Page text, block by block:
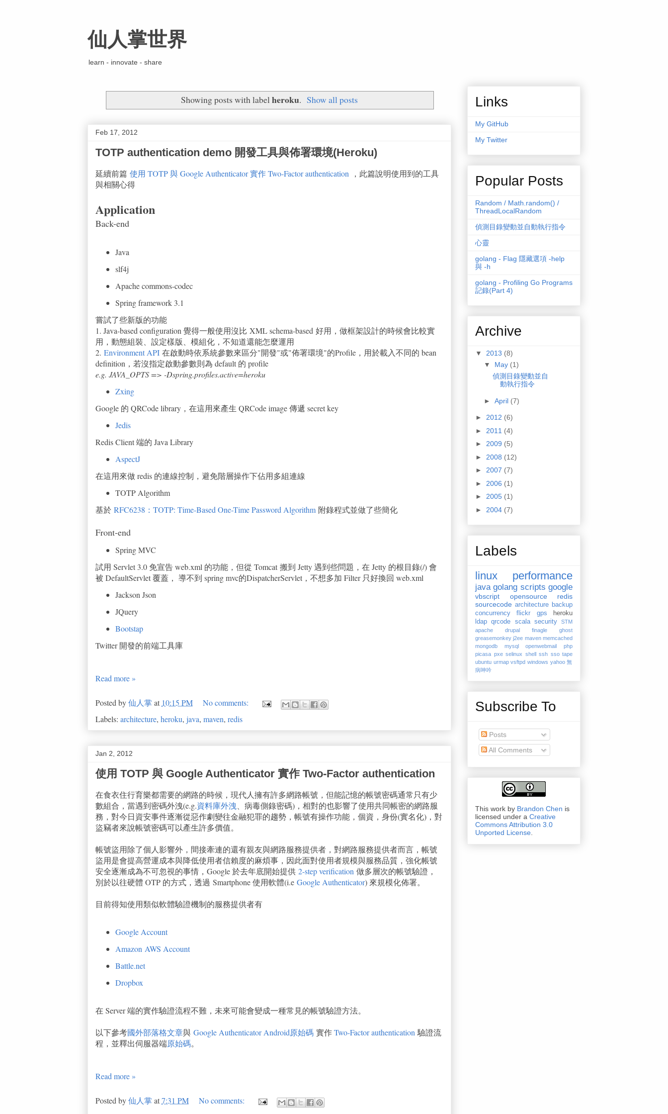
仙人掌世界
learn - innovate - share
Showing posts with labelheroku. Show all posts
Feb 17, 2012
TOTP authentication demo 開發工具與佈署環境(Heroku)
延續前篇 使用 TOTP 與 Google Authenticator 實作 Two-Factor authentication ，此篇說明使用到的工具
與相關心得
Application
Back-end
Java
slf4j
Apache commons-codec
Spring framework 3.1
嘗試了些新版的功能
1. Java-based configuration 覺得一般使用沒比 XML schema-based 好用，做框架設計的時候會比較實
用，動態組裝、設定樣版、模組化，不知道還能怎麼運用
2. Environment API 在啟動時依系統參數來區分"開發"或"佈署環境"的Profile，用於載入不同的 bean
definition，若沒指定啟動參數則為 default 的 profile
e.g. JAVA_OPTS => -Dspring.profiles.active=heroku
Zxing
Google 的 QRCode library，在這用來產生 QRCode image 傳遞 secret key
Jedis
Redis Client 端的 Java Library
AspectJ
在這用來做 redis 的連線控制，避免階層操作下佔用多組連線
TOTP Algorithm
基於 RFC6238：TOTP: Time-Based One-Time Password Algorithm 附錄程式並做了些簡化
Front-end
Spring MVC
試用 Servlet 3.0 免宣告 web.xml 的功能，但從 Tomcat 搬到 Jetty 遇到些問題，在 Jetty 的根目錄(/) 會
被 DefaultServlet 覆蓋， 導不到 spring mvc的DispatcherServlet，不想多加 Filter 只好換回 web.xml
Jackson Json
JQuery
Bootstap
Twitter 開發的前端工具庫
Read more »
Posted by仙人掌at 10:15 PM
No comments:
Labels: architecture, heroku, java, maven, redis
Jan 2, 2012
使用 TOTP 與 Google Authenticator 實作 Two-Factor authentication
在食衣住行育樂都需要的網路的時候，現代人擁有許多網路帳號，但能記憶的帳號密碼通常只有少
數組合，當遇到密碼外洩(e.g.資料庫外洩 、病毒側錄密碼)，相對的也影響了使用共同帳密的網路服
務，對今日資安事件逐漸從惡作劇變往金融犯罪的趨勢，帳號有操作功能，個資，身份(實名化)，對
盜竊者來說帳號密碼可以產生許多價值。
帳號盜用除了個人影響外，間接牽連的還有親友與網路服務提供者，對網路服務提供者而言，帳號
盜用是會提高營運成本與降低使用者信賴度的麻煩事，因此面對使用者規模與服務品質，強化帳號
安全逐漸成為不可忽視的事情，Google 於去年底開始提供 2-step verification 做多層次的帳號驗證，
別於以往硬體 OTP 的方式，透過 Smartphone 使用軟體(i.e Google Authenticator) 來規模化佈署。
目前得知使用類似軟體驗證機制的服務提供者有
Google Account
Amazon AWS Account
Battle.net
Dropbox
在 Server 端的實作驗證流程不難，未來可能會變成一種常見的帳號驗證方法。
以下參考國外部落格文章與 Google Authenticator Android原始碼 實作Two-Factor authentication 驗證流
程，並釋出伺服器端原始碼。
Read more »
Posted by仙人掌at7:31 PM
No comments:
Links
My GitHub
My Twitter
Popular Posts
Random / Math.random() /
ThreadLocalRandom
偵測目錄變動並自動執行指令
心靈
golang - Flag 隱藏選項 -help
與 -h
golang - Profiling Go Programs
記錄(Part 4)
Archive
▼ 2013 (8)
▼ May (1)
偵測目錄變動並自
動執行指令
► April (7)
► 2012 (6)
► 2011 (4)
► 2009 (5)
► 2008 (12)
► 2007 (7)
► 2006 (1)
► 2005 (1)
► 2004 (7)
Labels
linux performance
java golang scripts google
vbscript opensource
redis
sourcecode architecture backup
concurrency
flickr gps
heroku
ldap qrcode scala security
STM
apache
drupal finagle
ghost
greasemonkey j2ee maven memcached
mongodb
mysql openwebmail
php
picasa pxe selinux shell ssh sso tape
ubuntu urmap vsftpd windows yahoo 無
病呻吟
Subscribe To
Posts
All Comments
This work by Brandon Chen is
licensed under a Creative
Commons Attribution 3.0
Unported License.